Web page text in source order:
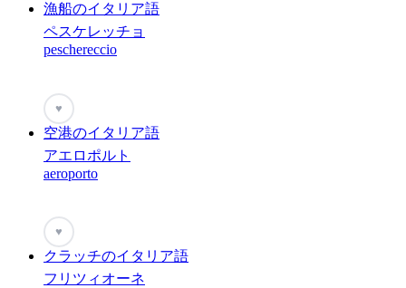
漁船のイタリア語
ペスケレッチョ
peschereccio
♥
空港のイタリア語
アエロポルト
aeroporto
♥
クラッチのイタリア語
フリツィオーネ